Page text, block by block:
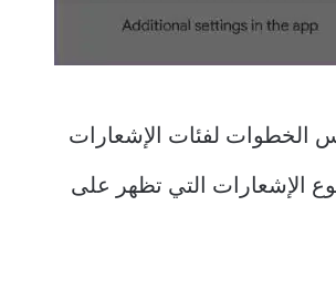
الخطوات لفئات الإشعارات
الإشعارات التي تظهر على